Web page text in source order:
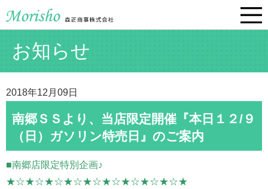
お知らせ
2018年12月09日
南郷ＳＳより、当店限定開催『本日１２/９
（日）ガソリン特売日』のご案内
■南郷店限定特別企画♪
★☆★☆★☆★☆★☆★☆★☆★☆★☆★